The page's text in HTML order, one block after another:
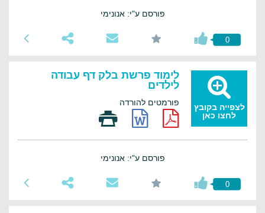
פורסם ע"י: אנונימי
0
לצפייה בקובץ
לחצו כאן
לימוד פרשת בלק דף עבודה
לילדים
פורמטים להורדה
פורסם ע"י: אנונימי
0